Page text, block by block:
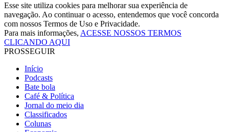
Esse site utiliza cookies para melhorar sua experiência de
navegação. Ao continuar o acesso, entendemos que você concorda
com nossos Termos de Uso e Privacidade.
Para mais informações, ACESSE NOSSOS TERMOS
CLICANDO AQUI
PROSSEGUIR
Início
Podcasts
Bate bola
Café & Política
Jornal do meio dia
Classificados
Colunas